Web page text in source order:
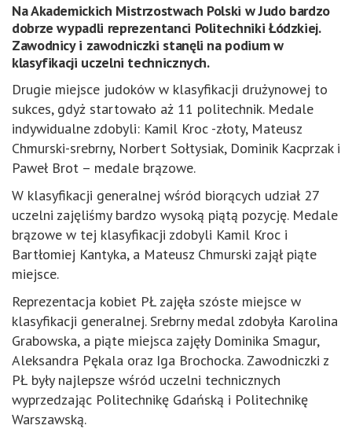
Na Akademickich Mistrzostwach Polski w Judo bardzo
dobrze wypadli reprezentanci Politechniki Łódzkiej.
Zawodnicy i zawodniczki stanęli na podium w
klasyfikacji uczelni technicznych.
Drugie miejsce judoków w klasyfikacji drużynowej to
sukces, gdyż startowało aż 11 politechnik. Medale
indywidualne zdobyli: Kamil Kroc -złoty, Mateusz
Chmurski-srebrny, Norbert Sołtysiak, Dominik Kacprzak i
Paweł Brot – medale brązowe.
W klasyfikacji generalnej wśród biorących udział 27
uczelni zajęliśmy bardzo wysoką piątą pozycję. Medale
brązowe w tej klasyfikacji zdobyli Kamil Kroc i
Bartłomiej Kantyka, a Mateusz Chmurski zajął piąte
miejsce.
Reprezentacja kobiet PŁ zajęła szóste miejsce w
klasyfikacji generalnej. Srebrny medal zdobyła Karolina
Grabowska, a piąte miejsca zajęły Dominika Smagur,
Aleksandra Pękala oraz Iga Brochocka. Zawodniczki z
PŁ były najlepsze wśród uczelni technicznych
wyprzedzając Politechnikę Gdańską i Politechnikę
Warszawską.